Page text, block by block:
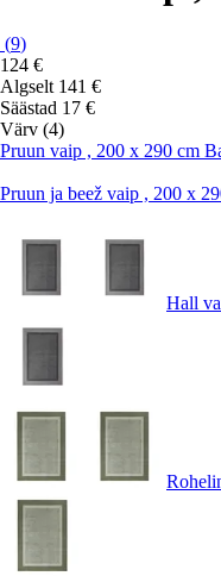
(9)
124 €
Algselt 141 €
Säästad 17 €
Värv (4)
Pruun vaip , 200 x 290 cm
Pruun ja beež vaip , 200 x
Hall